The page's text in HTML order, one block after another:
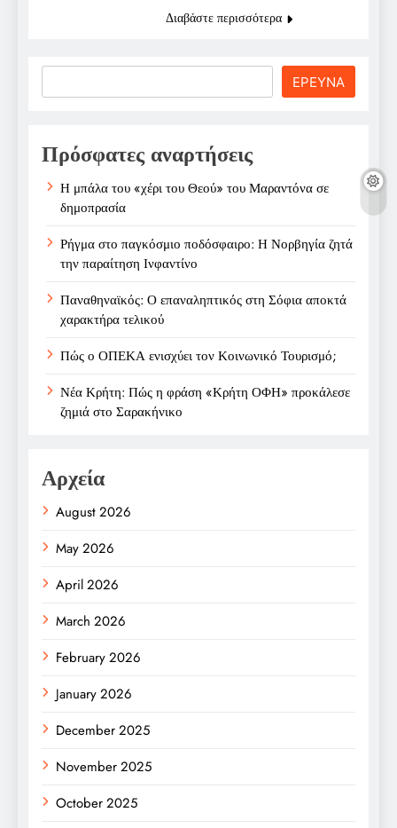
Διαβάστε περισσότερα
ΕΡΕΥΝΑ
Πρόσφατες αναρτήσεις
Η μπάλα του «χέρι του Θεού» του Μαραντόνα σε
δημοπρασία
Ρήγμα στο παγκόσμιο ποδόσφαιρο: Η Νορβηγία ζητά
την παραίτηση Ινφαντίνο
Παναθηναϊκός: Ο επαναληπτικός στη Σόφια αποκτά
χαρακτήρα τελικού
Πώς ο ΟΠΕΚΑ ενισχύει τον Κοινωνικό Τουρισμό;
Νέα Κρήτη: Πώς η φράση «Κρήτη ΟΦΗ» προκάλεσε
ζημιά στο Σαρακήνικο
Αρχεία
August 2026
May 2026
April 2026
March 2026
February 2026
January 2026
December 2025
November 2025
October 2025